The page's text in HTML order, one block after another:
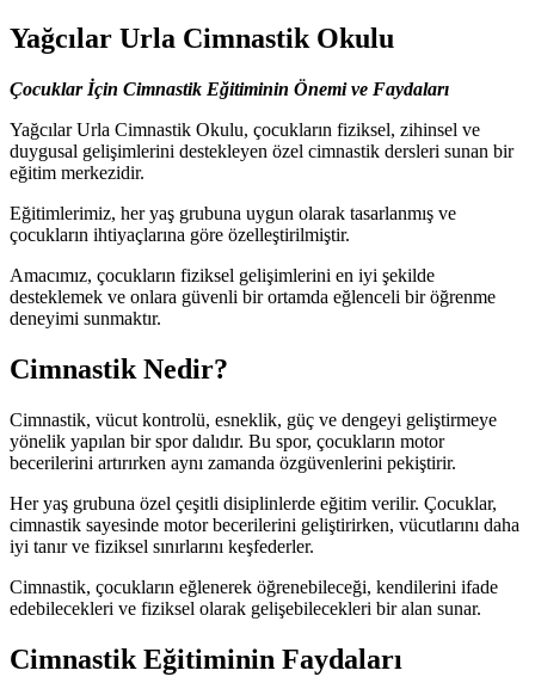
Yağcılar Urla Cimnastik Okulu
Çocuklar İçin Cimnastik Eğitiminin Önemi ve Faydaları
Yağcılar Urla Cimnastik Okulu, çocukların fiziksel, zihinsel ve
duygusal gelişimlerini destekleyen özel cimnastik dersleri sunan bir
eğitim merkezidir.
Eğitimlerimiz, her yaş grubuna uygun olarak tasarlanmış ve
çocukların ihtiyaçlarına göre özelleştirilmiştir.
Amacımız, çocukların fiziksel gelişimlerini en iyi şekilde
desteklemek ve onlara güvenli bir ortamda eğlenceli bir öğrenme
deneyimi sunmaktır.
Cimnastik Nedir?
Cimnastik, vücut kontrolü, esneklik, güç ve dengeyi geliştirmeye
yönelik yapılan bir spor dalıdır. Bu spor, çocukların motor
becerilerini artırırken aynı zamanda özgüvenlerini pekiştirir.
Her yaş grubuna özel çeşitli disiplinlerde eğitim verilir. Çocuklar,
cimnastik sayesinde motor becerilerini geliştirirken, vücutlarını daha
iyi tanır ve fiziksel sınırlarını keşfederler.
Cimnastik, çocukların eğlenerek öğrenebileceği, kendilerini ifade
edebilecekleri ve fiziksel olarak gelişebilecekleri bir alan sunar.
Cimnastik Eğitiminin Faydaları